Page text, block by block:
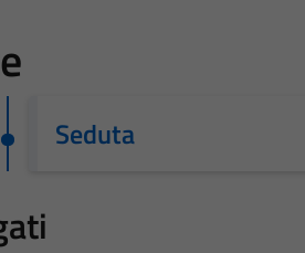
Seduta